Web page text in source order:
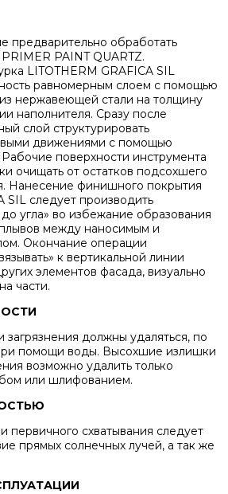
предварительно обработать
PAINT QUARTZ.
LITOTHERM GRAFICA SIL
равномерным слоем с помощью
нержавеющей стали на толщину
наполнителя. Сразу после
слой структурировать
движениями с помощью
поверхности инструмента
очищать от остатков подсохшего
Нанесение финишного покрытия
SIL следует производить
угла» во избежание образования
между наносимым и
Окончание операции
к вертикальной линии
элементов фасада, визуально
части.
должны удаляться, по
помощи воды. Высохшие излишки
возможно удалить только
или шлифованием.
первичного схватывания следует
прямых солнечных лучей, а так же